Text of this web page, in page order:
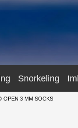
Snorkeling
OPEN 3 MM SOCKS